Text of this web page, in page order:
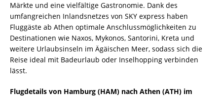
Märkte und eine vielfältige Gastronomie. Dank des
umfangreichen Inlandsnetzes von SKY express haben
Fluggäste ab Athen optimale Anschlussmöglichkeiten zu
Destinationen wie Naxos, Mykonos, Santorini, Kreta und
weitere Urlaubsinseln im Ägäischen Meer, sodass sich die
Reise ideal mit Badeurlaub oder Inselhopping verbinden
lässt.
Flugdetails von Hamburg (HAM) nach Athen (ATH) im